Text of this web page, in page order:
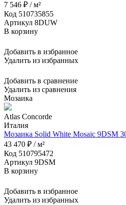
7 546 ₽ / м²
Код 510735855
Артикул 8DUW
В корзину
Добавить в избранное
Удалить из избранных
Добавить в сравнение
Удалить из сравнения
Мозаика
Atlas Concorde
Италия
Мозаика Solid White Mosaic 9DSM
43 470 ₽ / м²
Код 510795472
Артикул 9DSM
В корзину
Добавить в избранное
Удалить из избранных